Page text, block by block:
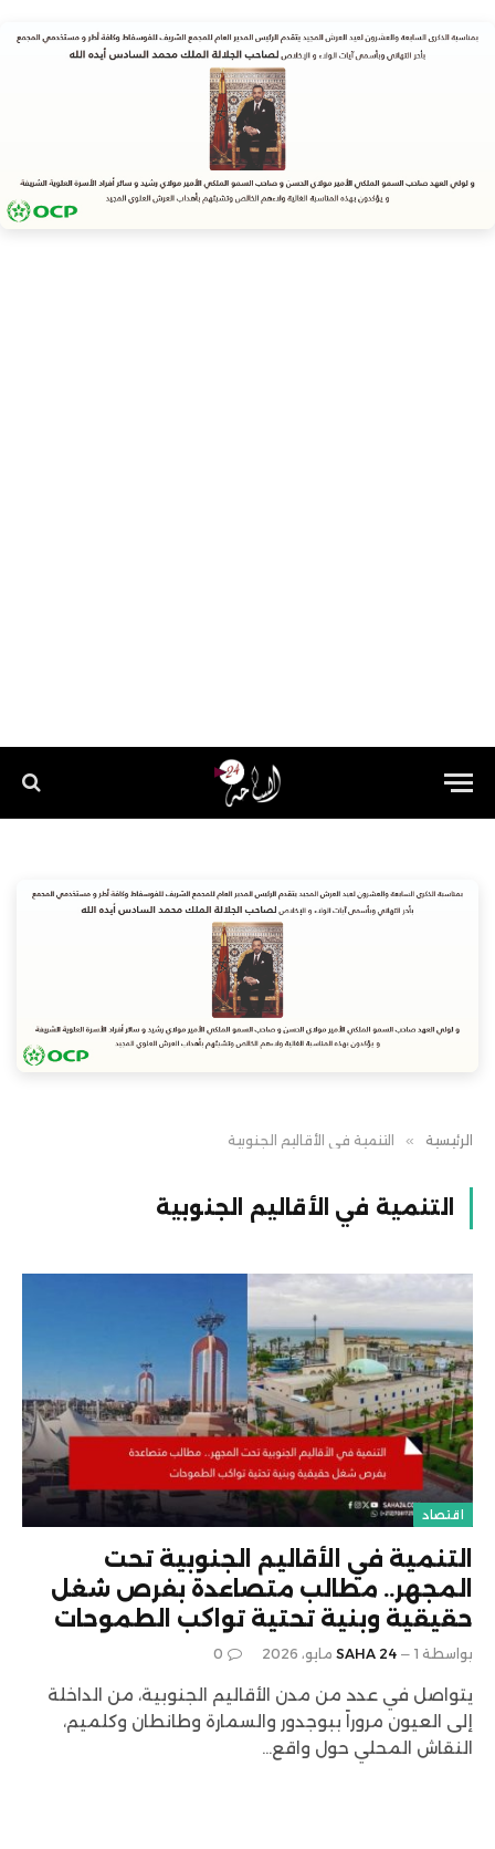
الرئيسية » التنمية في الأقاليم الجنوبية
التنمية في الأقاليم الجنوبية
اقتصاد
التنمية في الأقاليم الجنوبية تحت
المجهر.. مطالب متصاعدة بفرص شغل
حقيقية وبنية تحتية تواكب الطموحات
بواسطة SAHA 24 1 مايو، 2026 0
يتواصل في عدد من مدن الأقاليم الجنوبية، من الداخلة
إلى العيون مروراً ببوجدور والسمارة وطانطان وكلميم،
النقاش المحلي حول واقع…